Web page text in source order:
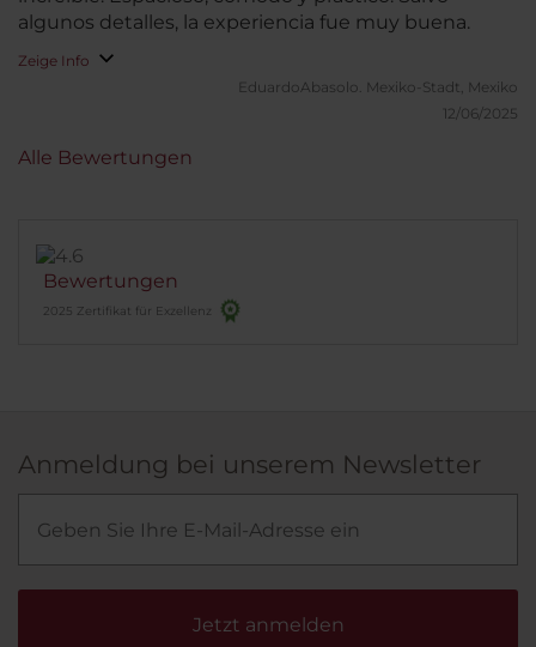
algunos detalles, la experiencia fue muy buena.
Zeige Info
EduardoAbasolo. Mexiko-Stadt, Mexiko
12/06/2025
Bewertungen
2025 Zertifikat für Exzellenz
Alle Bewertungen
Anmeldung bei unserem Newsletter
Jetzt anmelden